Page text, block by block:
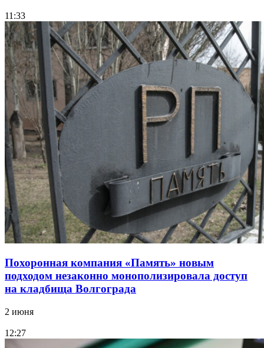
11:33
Похоронная компания «Память» новым
подходом незаконно монополизировала доступ
на кладбища Волгограда
2 июня
12:27